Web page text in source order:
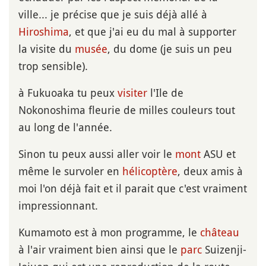
ville... je précise que je suis déjà allé à
Hiroshima, et que j'ai eu du mal à supporter
la visite du musée, du dome (je suis un peu
trop sensible).
à Fukuoaka tu peux visiter l'Ile de
Nokonoshima fleurie de milles couleurs tout
au long de l'année.
Sinon tu peux aussi aller voir le mont ASU et
même le survoler en hélicoptère, deux amis à
moi l'on déjà fait et il parait que c'est vraiment
impressionnant.
Kumamoto est à mon programme, le château
à l'air vraiment bien ainsi que le parc Suizenji-